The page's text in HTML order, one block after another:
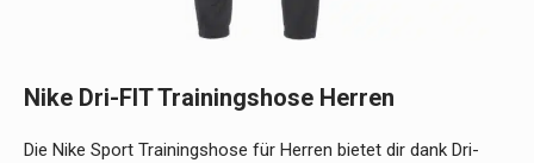
Nike Dri-FIT Trainingshose Herren
Die Nike Sport Trainingshose für Herren bietet dir dank Dri-